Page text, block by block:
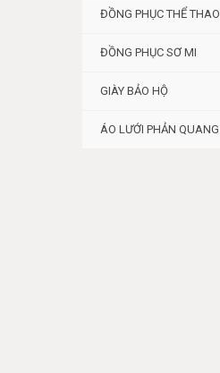
ĐỒNG PHỤC THỂ THAO
ĐỒNG PHỤC SƠ MI
GIÀY BẢO HỘ
ÁO LƯỚI PHẢN QUANG